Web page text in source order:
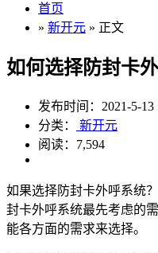
首页
» 新开元 » 正文
如何选择防封卡外
发布时间：2021-5-13
分类：
新开元
阅读：7,594
如果选择防封卡外呼系统
封卡外呼系统最先考虑的
能各方面的需求来选择。